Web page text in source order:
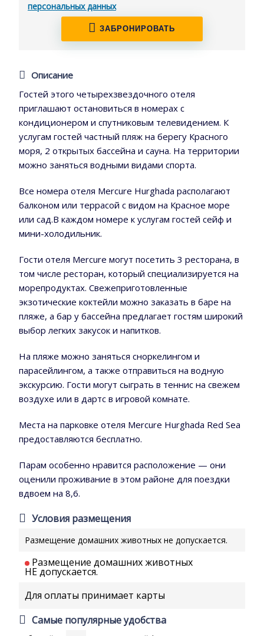
персональных данных
ЗАБРОНИРОВАТЬ
Описание
Гостей этого четырехзвездочного отеля
приглашают остановиться в номерах с
кондиционером и спутниковым телевидением. К
услугам гостей частный пляж на берегу Красного
моря, 2 открытых бассейна и сауна. На территории
можно заняться водными видами спорта.
Все номера отеля Mercure Hurghada располагают
балконом или террасой с видом на Красное море
или сад.В каждом номере к услугам гостей сейф и
мини-холодильник.
Гости отеля Mercure могут посетить 3 ресторана, в
том числе ресторан, который специализируется на
морепродуктах. Свежеприготовленные
экзотические коктейли можно заказать в баре на
пляже, а бар у бассейна предлагает гостям широкий
выбор легких закусок и напитков.
На пляже можно заняться сноркелингом и
парасейлингом, а также отправиться на водную
экскурсию. Гости могут сыграть в теннис на свежем
воздухе или в дартс в игровой комнате.
Места на парковке отеля Mercure Hurghada Red Sea
предоставляются бесплатно.
Парам особенно нравится расположение — они
оценили проживание в этом районе для поездки
вдвоем на 8,6.
Условия размещения
Размещение домашних животных не допускается.
Размещение домашних животных
НЕ допускается.
Для оплаты принимает карты
Самые популярные удобства